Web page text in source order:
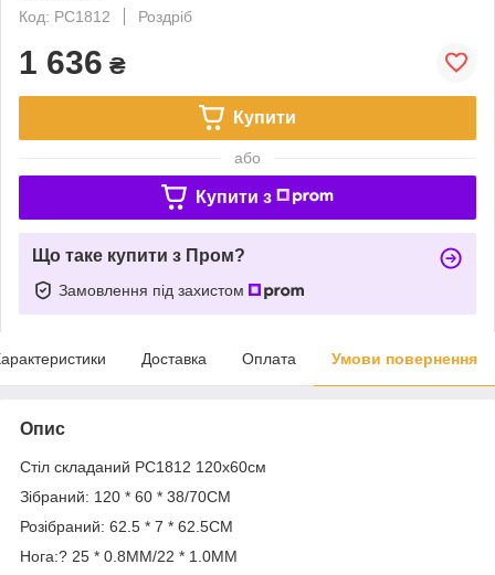
Код: PC1812
Роздріб
1 636 ₴
Купити
або
Купити з
Що таке купити з Пром?
Замовлення під захистом
Доставка Оплата Умови повернення
Опис
Стіл складаний PC1812 120х60см
Зібраний: 120 * 60 * 38/70CM
Розібраний: 62.5 * 7 * 62.5CM
Нога:? 25 * 0.8MM/22 * 1.0MM